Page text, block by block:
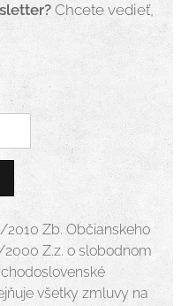
Chcete vedieť,
Zb. Občianskeho
2000 Z.z. o slobodnom
všetky zmluvy na